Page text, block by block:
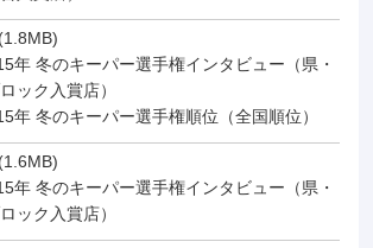
(1.8MB)
年 冬のキーパー選手権インタビュー（県・
ック入賞店）
年 冬のキーパー選手権順位（全国順位）
(1.6MB)
年 冬のキーパー選手権インタビュー（県・
ック入賞店）